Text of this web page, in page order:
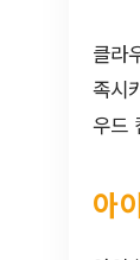
클라
족시
우드
아